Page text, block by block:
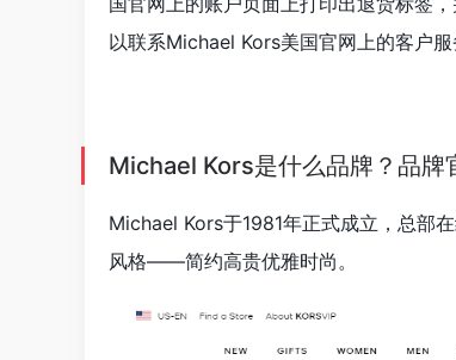
以联系Michael Kors美国官网上的客户服
Michael Kors是什么品牌？品牌
Michael Kors于1981年正式成立，总部
风格——简约高贵优雅时尚。